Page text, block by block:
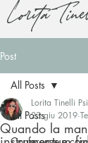
Lorita
Post
All Posts
All Posts
Quando la
Lorita Tinelli
23 giu 2019